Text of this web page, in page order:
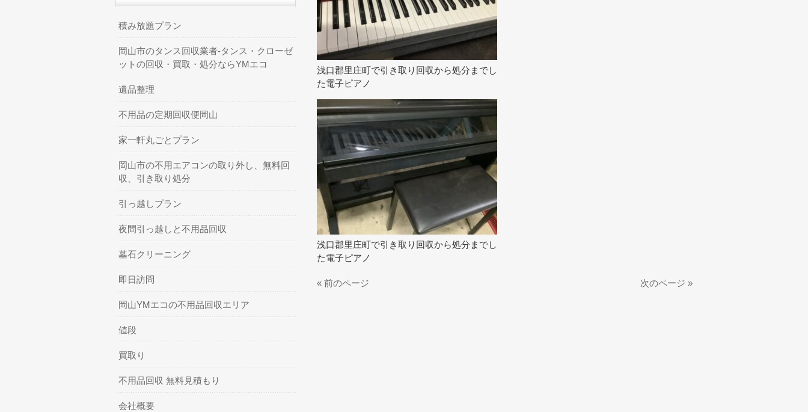
浅口郡里庄町で引き取り回収から処分までし
た電子ピアノ
浅口郡里庄町で引き取り回収から処分までし
た電子ピアノ
« 前のページ 次のページ »
積み放題プラン
岡山市のタンス回収業者-タンス・クローゼ
ットの回収・買取・処分ならYMエコ
遺品整理
不用品の定期回収便岡山
家一軒丸ごとプラン
岡山市の不用エアコンの取り外し、無料回
収、引き取り処分
引っ越しプラン
夜間引っ越しと不用品回収
墓石クリーニング
即日訪問
岡山YMエコの不用品回収エリア
値段
買取り
不用品回収 無料見積もり
会社概要